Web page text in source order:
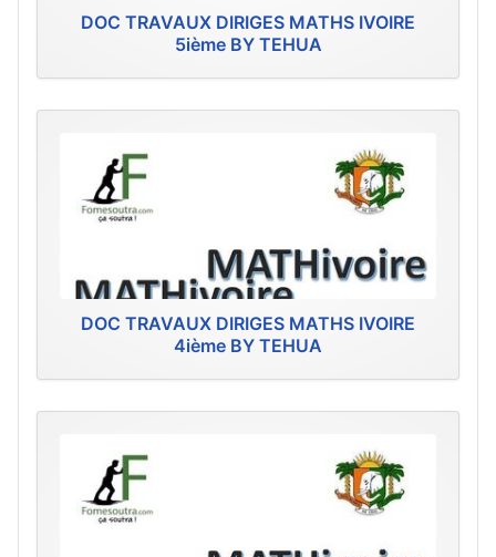
DOC TRAVAUX DIRIGES MATHS IVOIRE
5ième BY TEHUA
DOC TRAVAUX DIRIGES MATHS IVOIRE
4ième BY TEHUA